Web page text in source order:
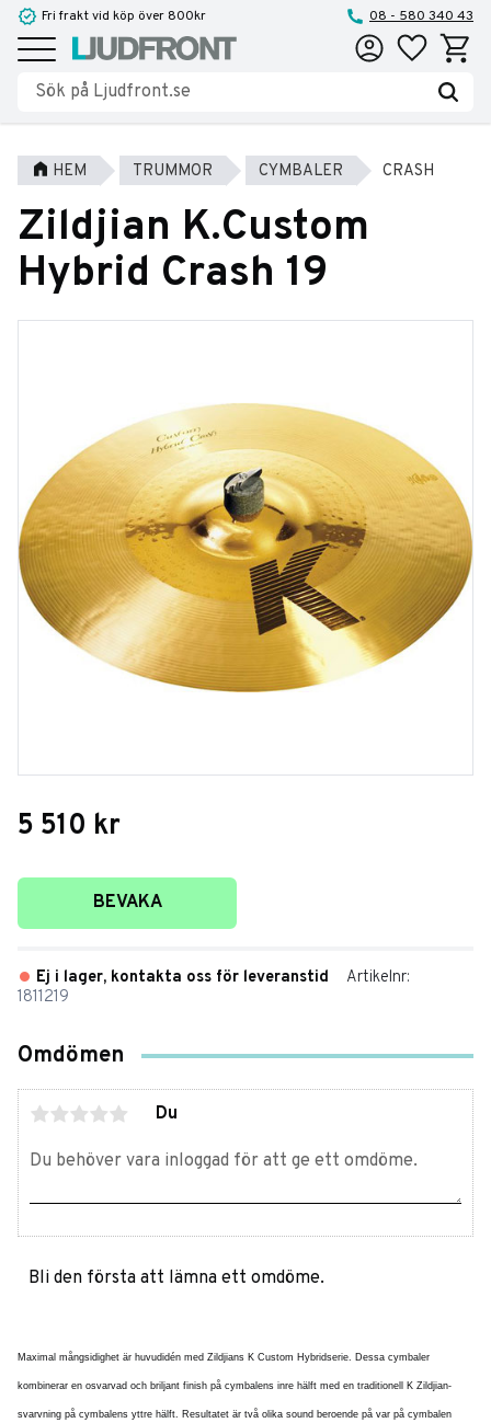
Meny
Fri frakt vid köp över 800kr 08 - 580 340 43
Favoriter
HEM TRUMMOR CYMBALER CRASH
Zildjian K.Custom
Hybrid Crash 19
5 510 kr
Lägg till i favoriter
BEVAKA
Ej i lager, kontakta oss för leveranstid
Artikelnr
1811219
Omdömen
Du
Bli den första att lämna ett omdöme.
Maximal mångsidighet är huvudidén med Zildjians K Custom Hybridserie. Dessa cymbaler
kombinerar en osvarvad och briljant finish på cymbalens inre hälft med en traditionell K Zildjian-
svarvning på cymbalens yttre hälft. Resultatet är två olika sound beroende på var på cymbalen